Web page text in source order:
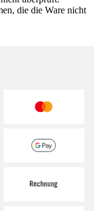
die die Ware nicht